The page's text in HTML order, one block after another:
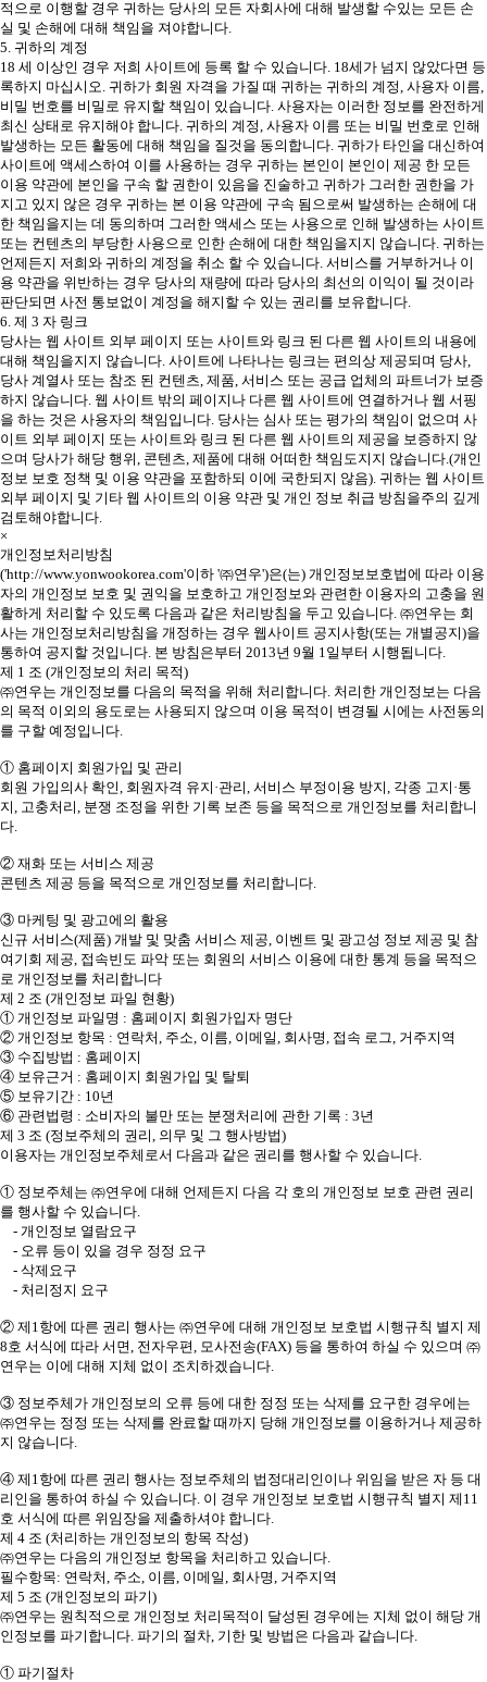
적으로 이행할 경우 귀하는 당사의 모든 자회사에 대해 발생할 수있는 모든 손
실 및 손해에 대해 책임을 져야합니다.
5. 귀하의 계정
18 세 이상인 경우 저희 사이트에 등록 할 수 있습니다. 18세가 넘지 않았다면 등
록하지 마십시오. 귀하가 회원 자격을 가질 때 귀하는 귀하의 계정, 사용자 이름,
비밀 번호를 비밀로 유지할 책임이 있습니다. 사용자는 이러한 정보를 완전하게
최신 상태로 유지해야 합니다. 귀하의 계정, 사용자 이름 또는 비밀 번호로 인해
발생하는 모든 활동에 대해 책임을 질것을 동의합니다. 귀하가 타인을 대신하여
사이트에 액세스하여 이를 사용하는 경우 귀하는 본인이 본인이 제공 한 모든
이용 약관에 본인을 구속 할 권한이 있음을 진술하고 귀하가 그러한 권한을 가
지고 있지 않은 경우 귀하는 본 이용 약관에 구속 됨으로써 발생하는 손해에 대
한 책임을지는 데 동의하며 그러한 액세스 또는 사용으로 인해 발생하는 사이트
또는 컨텐츠의 부당한 사용으로 인한 손해에 대한 책임을지지 않습니다. 귀하는
언제든지 저희와 귀하의 계정을 취소 할 수 있습니다. 서비스를 거부하거나 이
용 약관을 위반하는 경우 당사의 재량에 따라 당사의 최선의 이익이 될 것이라
판단되면 사전 통보없이 계정을 해지할 수 있는 권리를 보유합니다.
6. 제 3 자 링크
당사는 웹 사이트 외부 페이지 또는 사이트와 링크 된 다른 웹 사이트의 내용에
대해 책임을지지 않습니다. 사이트에 나타나는 링크는 편의상 제공되며 당사,
당사 계열사 또는 참조 된 컨텐츠, 제품, 서비스 또는 공급 업체의 파트너가 보증
하지 않습니다. 웹 사이트 밖의 페이지나 다른 웹 사이트에 연결하거나 웹 서핑
을 하는 것은 사용자의 책임입니다. 당사는 심사 또는 평가의 책임이 없으며 사
이트 외부 페이지 또는 사이트와 링크 된 다른 웹 사이트의 제공을 보증하지 않
으며 당사가 해당 행위, 콘텐츠, 제품에 대해 어떠한 책임도지지 않습니다.(개인
정보 보호 정책 및 이용 약관을 포함하되 이에 국한되지 않음). 귀하는 웹 사이트
외부 페이지 및 기타 웹 사이트의 이용 약관 및 개인 정보 취급 방침을주의 깊게
검토해야합니다.
×
개인정보처리방침
('http://www.yonwookorea.com'이하 '㈜연우')은(는) 개인정보보호법에 따라 이용
자의 개인정보 보호 및 권익을 보호하고 개인정보와 관련한 이용자의 고충을 원
활하게 처리할 수 있도록 다음과 같은 처리방침을 두고 있습니다. ㈜연우는 회
사는 개인정보처리방침을 개정하는 경우 웹사이트 공지사항(또는 개별공지)을
통하여 공지할 것입니다. 본 방침은부터 2013년 9월 1일부터 시행됩니다.
제 1 조 (개인정보의 처리 목적)
㈜연우는 개인정보를 다음의 목적을 위해 처리합니다. 처리한 개인정보는 다음
의 목적 이외의 용도로는 사용되지 않으며 이용 목적이 변경될 시에는 사전동의
를 구할 예정입니다.
① 홈페이지 회원가입 및 관리
회원 가입의사 확인, 회원자격 유지·관리, 서비스 부정이용 방지, 각종 고지·통
지, 고충처리, 분쟁 조정을 위한 기록 보존 등을 목적으로 개인정보를 처리합니
다.
② 재화 또는 서비스 제공
콘텐츠 제공 등을 목적으로 개인정보를 처리합니다.
③ 마케팅 및 광고에의 활용
신규 서비스(제품) 개발 및 맞춤 서비스 제공, 이벤트 및 광고성 정보 제공 및 참
여기회 제공, 접속빈도 파악 또는 회원의 서비스 이용에 대한 통계 등을 목적으
로 개인정보를 처리합니다
제 2 조 (개인정보 파일 현황)
① 개인정보 파일명 : 홈페이지 회원가입자 명단
② 개인정보 항목 : 연락처, 주소, 이름, 이메일, 회사명, 접속 로그, 거주지역
③ 수집방법 : 홈페이지
④ 보유근거 : 홈페이지 회원가입 및 탈퇴
⑤ 보유기간 : 10년
⑥ 관련법령 : 소비자의 불만 또는 분쟁처리에 관한 기록 : 3년
제 3 조 (정보주체의 권리, 의무 및 그 행사방법)
이용자는 개인정보주체로서 다음과 같은 권리를 행사할 수 있습니다.
① 정보주체는 ㈜연우에 대해 언제든지 다음 각 호의 개인정보 보호 관련 권리
를 행사할 수 있습니다.
- 개인정보 열람요구
- 오류 등이 있을 경우 정정 요구
- 삭제요구
- 처리정지 요구
② 제1항에 따른 권리 행사는 ㈜연우에 대해 개인정보 보호법 시행규칙 별지 제
8호 서식에 따라 서면, 전자우편, 모사전송(FAX) 등을 통하여 하실 수 있으며 ㈜
연우는 이에 대해 지체 없이 조치하겠습니다.
③ 정보주체가 개인정보의 오류 등에 대한 정정 또는 삭제를 요구한 경우에는
㈜연우는 정정 또는 삭제를 완료할 때까지 당해 개인정보를 이용하거나 제공하
지 않습니다.
④ 제1항에 따른 권리 행사는 정보주체의 법정대리인이나 위임을 받은 자 등 대
리인을 통하여 하실 수 있습니다. 이 경우 개인정보 보호법 시행규칙 별지 제11
호 서식에 따른 위임장을 제출하셔야 합니다.
제 4 조 (처리하는 개인정보의 항목 작성)
㈜연우는 다음의 개인정보 항목을 처리하고 있습니다.
필수항목: 연락처, 주소, 이름, 이메일, 회사명, 거주지역
제 5 조 (개인정보의 파기)
㈜연우는 원칙적으로 개인정보 처리목적이 달성된 경우에는 지체 없이 해당 개
인정보를 파기합니다. 파기의 절차, 기한 및 방법은 다음과 같습니다.
① 파기절차